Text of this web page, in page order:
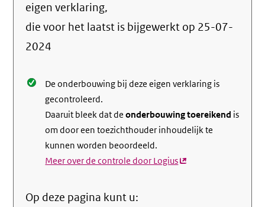
over
eigen verklaring,
die voor het laatst is bijgewerkt op 25-07-
2024
De onderbouwing bij deze eigen verklaring is
gecontroleerd.
Daaruit bleek dat deonderbouwing toereikend is
om door een toezichthouder inhoudelijk te
kunnen worden beoordeeld.
Meer over de controle door Logius(externe
Op deze pagina kunt u: